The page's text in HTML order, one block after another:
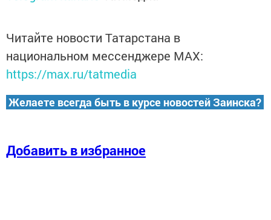
Читайте новости Татарстана в
национальном мессенджере MАХ:
https://max.ru/tatmedia
Желаете всегда быть в курсе новостей Заинска?
Добавить в избранное